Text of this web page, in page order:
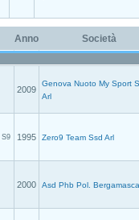
Anno Società
2009
Genova Nuoto My Sport
Arl
S9 1995 Zero9 Team Ssd Arl
2000 Asd Phb Pol.